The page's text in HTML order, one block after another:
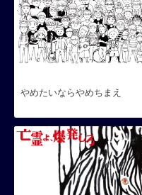
やめたいならやめちまえ